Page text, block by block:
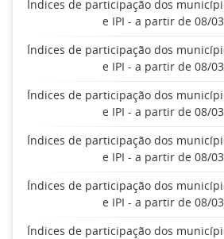
Índices de participação dos
e IPI - a partir de 08/
Índices de participação dos
e IPI - a partir de 08/
Índices de participação dos
e IPI - a partir de 08/
Índices de participação dos
e IPI - a partir de 08/
Índices de participação dos
e IPI - a partir de 08/
Índices de participação dos